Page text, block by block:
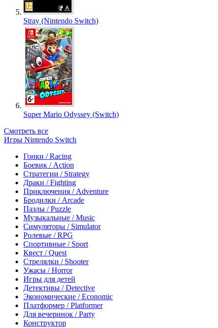
Stray (Nintendo Switch)
Super Mario Odyssey (Switch)
Смотреть все
Игры Nintendo Switch
Гонки / Racing
Боевик / Action
Стратегии / Strategy
Драки / Fighting
Приключения / Adventure
Бродилки / Arcade
Пазлы / Puzzle
Музыкальные / Music
Симуляторы / Simulator
Ролевые / RPG
Спортивные / Sport
Квест / Quest
Стрелялки / Shooter
Ужасы / Horror
Игры для детей
Детективы / Detective
Экономические / Economic
Платформер / Platformer
Для вечеринок / Party
Конструктор